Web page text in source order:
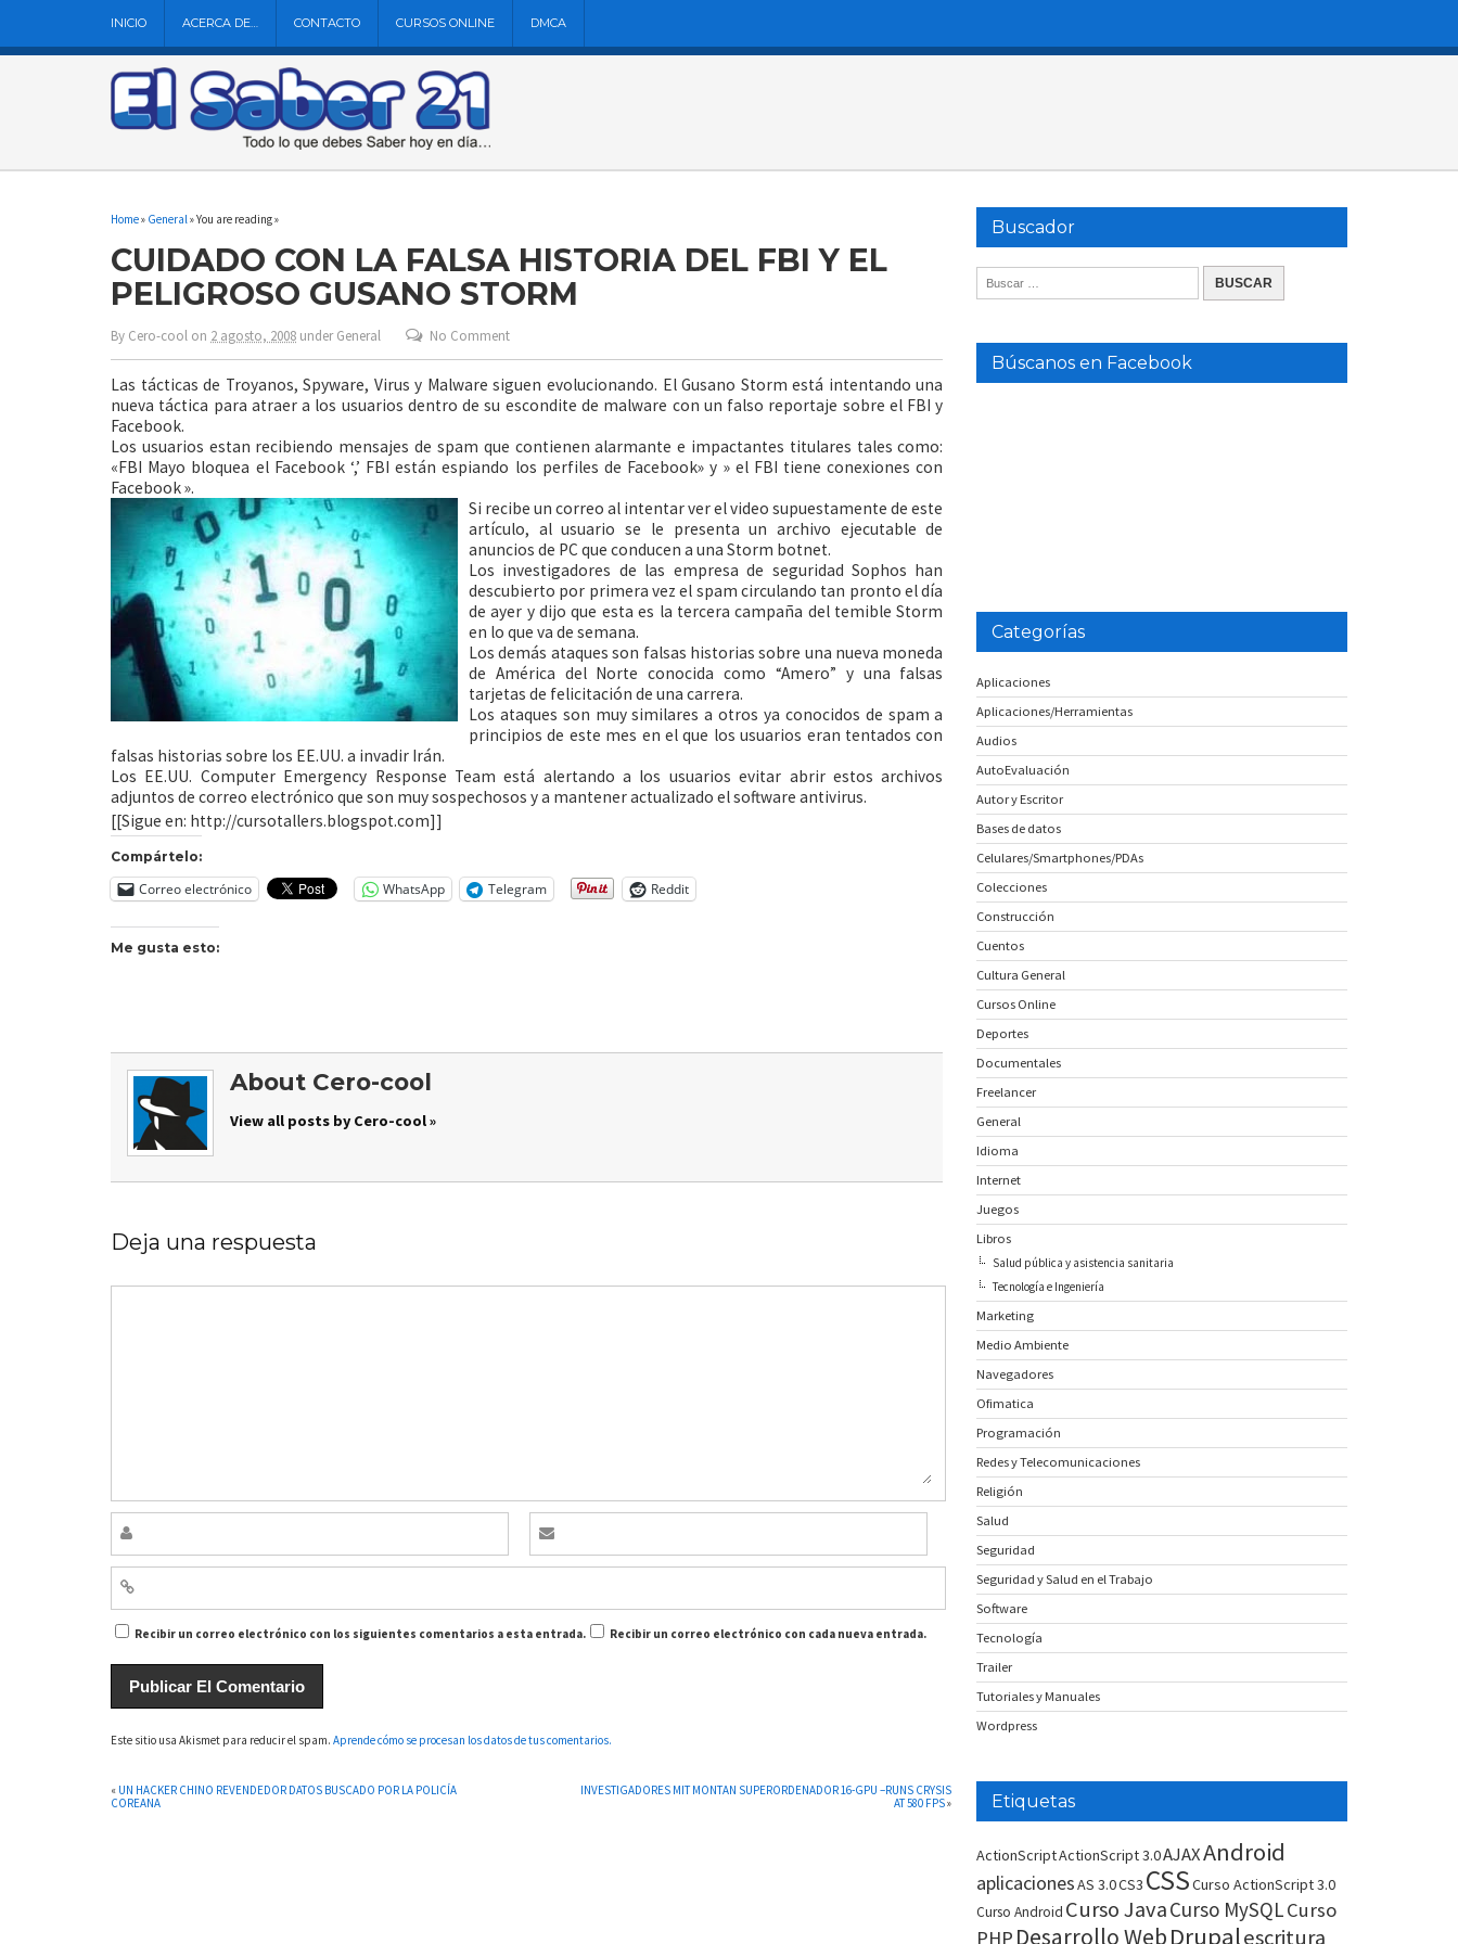
INICIO ACERCA DE… CONTACTO CURSOS ONLINE DMCA
Home» General» You are reading »
CUIDADO CON LA FALSA HISTORIA DEL FBI Y EL
PELIGROSO GUSANO STORM
By Cero-cool on 2 agosto, 2008 underGeneral No Comment
Las tácticas de Troyanos, Spyware, Virus y Malware siguen evolucionando. El Gusano Storm está intentando una
nueva táctica para atraer a los usuarios dentro de su escondite de malware con un falso reportaje sobre el FBI y
Facebook.
Los usuarios estan recibiendo mensajes de spam que contienen alarmante e impactantes titulares tales como:
«FBI Mayo bloquea el Facebook ‘,’ FBI están espiando los perfiles de Facebook» y » el FBI tiene conexiones con
Facebook ».
Si recibe un correo al intentar ver el video supuestamente de este
artículo, al usuario se le presenta un archivo ejecutable de
anuncios de PC que conducen a una Storm botnet.
Los investigadores de las empresa de seguridad Sophos han
descubierto por primera vez el spam circulando tan pronto el día
de ayer y dijo que esta es la tercera campaña del temible Storm
en lo que va de semana.
Los demás ataques son falsas historias sobre una nueva moneda
de América del Norte conocida como “Amero” y una falsas
tarjetas de felicitación de una carrera.
Los ataques son muy similares a otros ya conocidos de spam a
principios de este mes en el que los usuarios eran tentados con
falsas historias sobre los EE.UU. a invadir Irán.
Los EE.UU. Computer Emergency Response Team está alertando a los usuarios evitar abrir estos archivos
adjuntos de correo electrónico que son muy sospechosos y a mantener actualizado el software antivirus.
[[Sigue en: http://cursotallers.blogspot.com]]
Compártelo:
Correo electrónico WhatsApp Telegram Reddit
Me gusta esto:
About Cero-cool
View all posts by Cero-cool »
Deja una respuesta
Recibir un correo electrónico con los siguientes comentarios a esta entrada. Recibir un correo electrónico con cada nueva entrada.
Este sitio usa Akismet para reducir el spam. Aprende cómo se procesan los datos de tus comentarios.
« UN HACKER CHINO REVENDEDOR DATOS BUSCADO POR LA POLICÍA
COREANA
INVESTIGADORES MIT MONTAN SUPERORDENADOR 16-GPU –RUNS CRYSIS
AT 580 FPS»
Buscador
Búscanos en Facebook
Categorías
Aplicaciones
Aplicaciones/Herramientas
Audios
AutoEvaluación
Autor y Escritor
Bases de datos
Celulares/Smartphones/PDAs
Colecciones
Construcción
Cuentos
Cultura General
Cursos Online
Deportes
Documentales
Freelancer
General
Idioma
Internet
Juegos
Libros
Salud pública y asistencia sanitaria
Tecnología e Ingeniería
Marketing
Medio Ambiente
Navegadores
Ofimatica
Programación
Redes y Telecomunicaciones
Religión
Salud
Seguridad
Seguridad y Salud en el Trabajo
Software
Tecnología
Trailer
Tutoriales y Manuales
Wordpress
Etiquetas
ActionScriptActionScript 3.0AJAXAndroid
aplicacionesAS 3.0CS3 CSSCurso ActionScript 3.0
Curso Android Curso JavaCurso MySQLCurso
PHP Desarrollo WebDrupalescritura